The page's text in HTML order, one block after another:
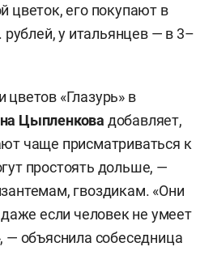
цветок, его покупают в
у итальянцев — в 3–
«Глазурь» в
Цыпленкова добавляет,
чаще присматриваться к
простоять дольше, —
гвоздикам. «Они
если человек не умеет
— объяснила собеседница